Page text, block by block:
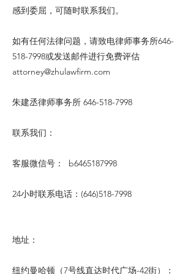
感到委屈，可随时联系我们。
如有任何法律问题，请致电律师事务所646-
518-7998或发送邮件进行免费评估
attorney@zhulawfirm.com
朱建丞律师事务所 646-518-7998
联系我们：
客服微信号： b6465187998
24小时联系电话：(646)518-7998
地址：
纽约曼哈顿（7号线直达时代广场-42街）：